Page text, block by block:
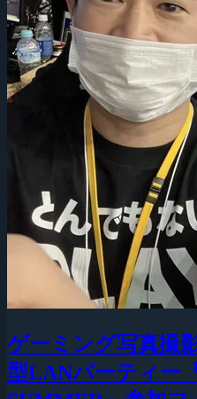
ゲーミング写真撮
型LANパーティー